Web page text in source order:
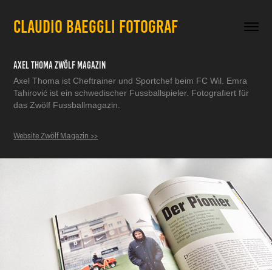
CLAUDIO BAEGGLI FOTOGRAF
Axel Thoma Zwölf Magazin
Axel Thoma ist Cheftrainer und Sportchef beim FC Wil. Emra
Tahirović ist ein schwedischer Fussballspieler. Fotografiert für
das Zwölf Fussballmagazin.
Website Zwölf Magazin >>